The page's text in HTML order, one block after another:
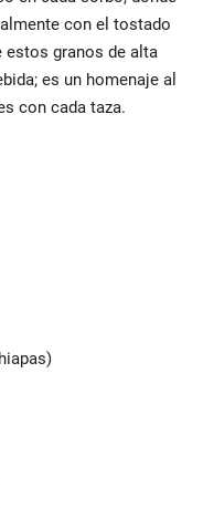
con el tostado
estos granos de alta
es un homenaje al
con cada taza.